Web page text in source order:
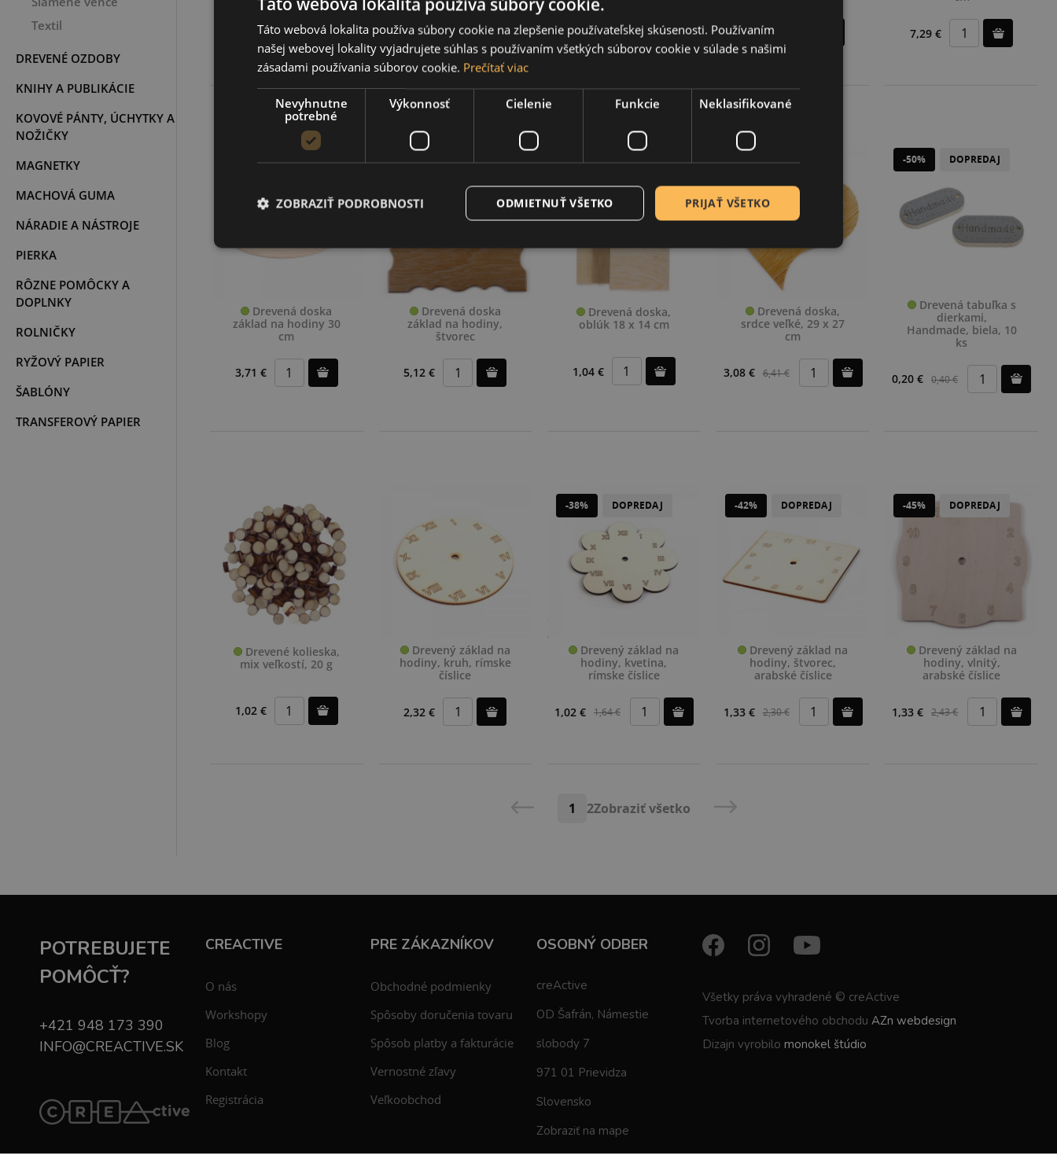
Textil
DREVENÉ OZDOBY
KNIHY A PUBLIKÁCIE
KOVOVÉ PÁNTY, ÚCHYTKY A
NOŽIČKY
MAGNETKY
MACHOVÁ GUMA
NÁRADIE A NÁSTROJE
PIERKA
RÔZNE POMÔCKY A
DOPLNKY
ROLNIČKY
RYŽOVÝ PAPIER
ŠABLÓNY
TRANSFEROVÝ PAPIER
1,82 € 2,90 € 2,28 € 3,25 € 7,29 €
Drevená doska
základ na hodiny 30
cm
3,71 €
Drevená doska
základ na hodiny,
štvorec
5,12 €
Drevená doska,
oblúk 18 x 14 cm
1,04 €
-52% DOPREDAJ
Drevená doska,
srdce veľké, 29 x 27
cm
3,08 € 6,41 €
-50% DOPREDAJ
Drevená tabuľka s
dierkami,
Handmade, biela, 10
ks
0,20 € 0,40 €
Drevené kolieska,
mix veľkostí, 20 g
1,02 €
Drevený základ na
hodiny, kruh, rímske
číslice
2,32 €
-38% DOPREDAJ
Drevený základ na
hodiny, kvetina,
rímske číslice
1,02 € 1,64 €
-42% DOPREDAJ
Drevený základ na
hodiny, štvorec,
arabské číslice
1,33 € 2,30 €
-45% DOPREDAJ
Drevený základ na
hodiny, vlnitý,
arabské číslice
1,33 € 2,43 €
1 2Zobraziť všetko
POTREBUJETE
POMÔCŤ?
+421 948 173 390
INFO@CREACTIVE.SK
CREACTIVE
O nás
Workshopy
Blog
Kontakt
Registrácia
PRE ZÁKAZNÍKOV
Obchodné podmienky
Spôsoby doručenia tovaru
Spôsob platby a fakturácie
Vernostné zľavy
Veľkoobchod
OSOBNÝ ODBER
creActive
OD Šafrán, Námestie
slobody 7
971 01 Prievidza
Slovensko
Zobraziť na mape
Všetky práva vyhradené © creActive
Tvorba internetového obchodu AZn webdesign
Dizajn vyrobilo monokel štúdio
Táto webová lokalita používa súbory cookie na zlepšenie používateľskej skúsenosti. Používaním
našej webovej lokality vyjadrujete súhlas s používaním všetkých súborov cookie v súlade s našimi
zásadami používania súborov cookie. Prečítať viac
Nevyhnutne
potrebné
Výkonnosť Cielenie Funkcie Neklasifikované
PRIJAŤ VŠETKO
ODMIETNUŤ VŠETKO
ZOBRAZIŤ PODROBNOSTI